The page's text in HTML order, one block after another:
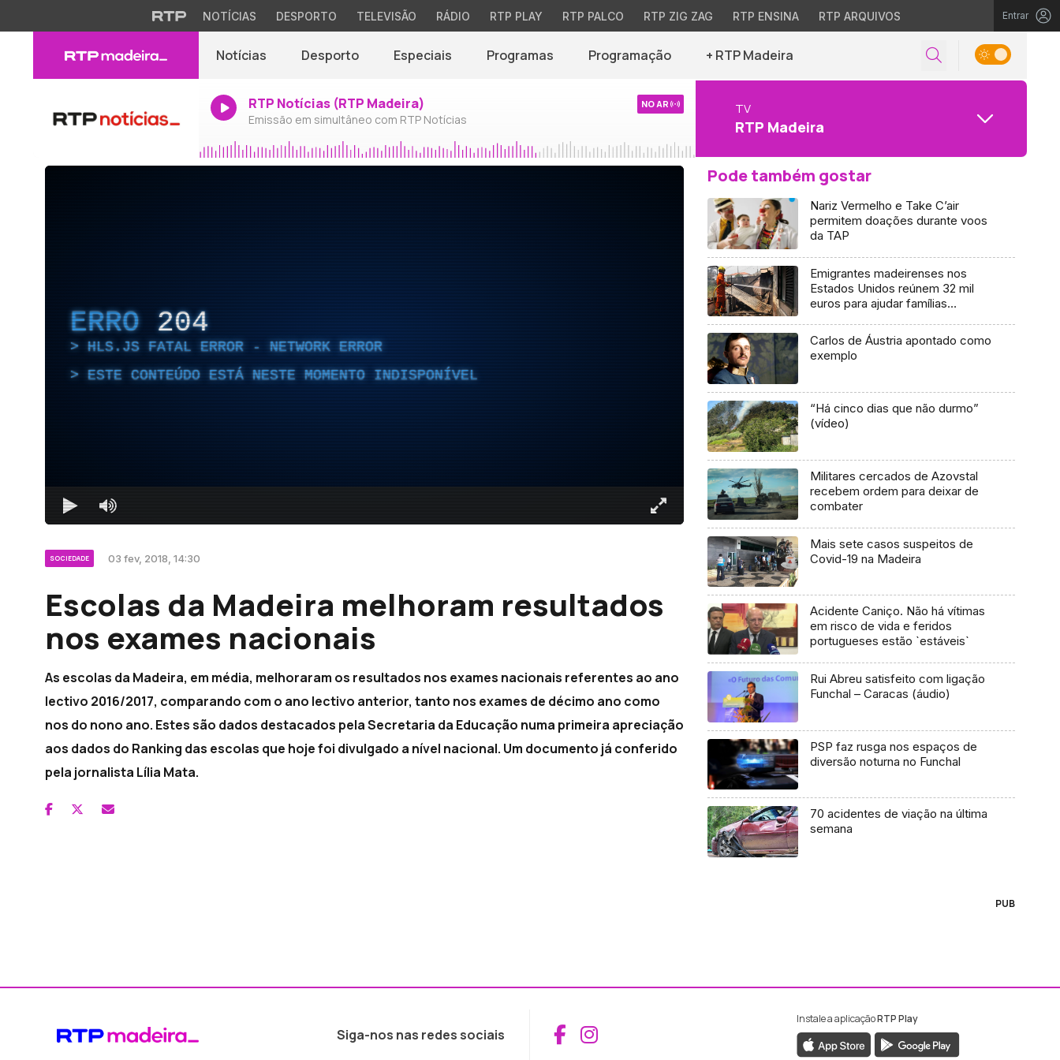
NOTÍCIAS DESPORTO TELEVISÃO RÁDIO RTP PLAY RTP PALCO RTP ZIG ZAG RTP ENSINA RTP ARQUIVOS Entrar
Notícias Desporto Especiais Programas Programação + RTP Madeira
RTP Notícias (RTP Madeira)
Emissão em simultâneo com RTP Notícias
NO AR TV
RTP Madeira
ERRO 204
HLS.JS FATAL ERROR - NETWORK ERROR
ESTE CONTEÚDO ESTÁ NESTE MOMENTO INDISPONÍVEL
SOCIEDADE 03 fev, 2018, 14:30
Escolas da Madeira melhoram resultados
nos exames nacionais
As escolas da Madeira, em média, melhoraram os resultados nos exames nacionais referentes ao ano
lectivo 2016/2017, comparando com o ano lectivo anterior, tanto nos exames de décimo ano como
nos do nono ano. Estes são dados destacados pela Secretaria da Educação numa primeira apreciação
aos dados do Ranking das escolas que hoje foi divulgado a nível nacional. Um documento já conferido
pela jornalista Lília Mata.
Pode também gostar
Nariz Vermelho e Take C’air
permitem doações durante voos
da TAP
Emigrantes madeirenses nos
Estados Unidos reúnem 32 mil
euros para ajudar famílias
Carlos de Áustria apontado como
exemplo
“Há cinco dias que não durmo”
(vídeo)
Militares cercados de Azovstal
recebem ordem para deixar de
combater
Mais sete casos suspeitos de
Covid-19 na Madeira
Acidente Caniço. Não há vítimas
em risco de vida e feridos
portugueses estão `estáveis`
Rui Abreu satisfeito com ligação
Funchal – Caracas (áudio)
PSP faz rusga nos espaços de
diversão noturna no Funchal
70 acidentes de viação na última
semana
PUB
Siga-nos nas redes sociais Aceder ao Facebook da RTP Madeira
Aceder ao Instagram da RTP Madeira
Instale a aplicaçãoRTP Play